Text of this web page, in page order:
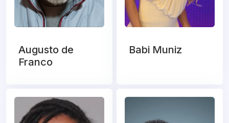
Augusto de
Franco
Babi Muniz